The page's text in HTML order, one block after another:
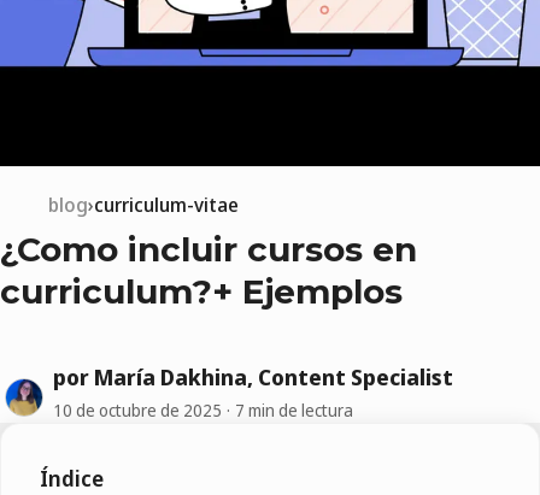
blog curriculum-vitae
¿Como incluir cursos en
curriculum?+ Ejemplos
por María Dakhina, Content Specialist
10 de octubre de 2025 7 min de lectura
Índice